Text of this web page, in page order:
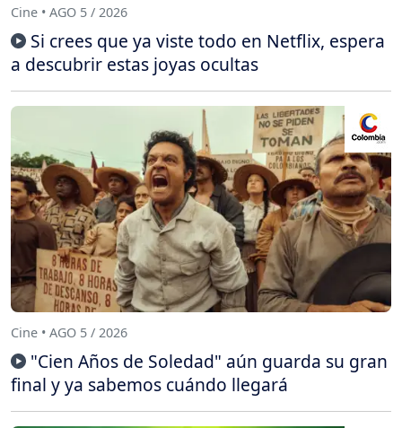
Cine • AGO 5 / 2026
Si crees que ya viste todo en Netflix, espera
a descubrir estas joyas ocultas
Cine • AGO 5 / 2026
"Cien Años de Soledad" aún guarda su gran
final y ya sabemos cuándo llegará